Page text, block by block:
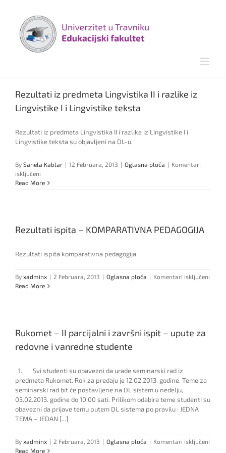
content
Rezultati iz predmeta Lingvistika II i razlike iz
Lingvistike I i Lingvistike teksta
Rezultati iz predmeta Lingvistika II i razlike iz Lingvistike I i
Lingvistike teksta su objavljeni na DL-u.
By Sanela Kablar | 12 Februara, 2013 | Oglasna ploča | Komentari
isključeni
Rezultati
iz
i
Lingvistike
Lingvistike
teksta
Read More
Rezultati ispita – KOMPARATIVNA PEDAGOGIJA
Rezultati ispita komparativna pedagogija
By xadminx | 2 Februara, 2013 | Oglasna ploča | Komentari isključeni
ispita
Read More
Rukomet – II parcijalni i završni ispit – upute za
redovne i vanredne studente
1. Svi studenti su obavezni da urade seminarski rad iz
predmeta Rukomet. Rok za predaju je 12.02.2013. godine. Teme za
seminarski rad bit će postavljene na DL sistem u nedelju,
03.02.2013. godine do 10:00 sati. Prilikom odabira teme studenti su
obavezni da prijave temu putem DL sistema po pravilu : JEDNA
TEMA – JEDAN [...]
By xadminx | 2 Februara, 2013 | Oglasna ploča | Komentari isključeni
Read More